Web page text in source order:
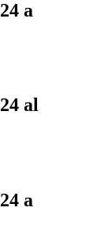
a
al
a